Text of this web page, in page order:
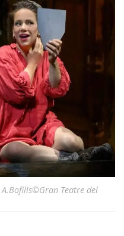
Teatre del